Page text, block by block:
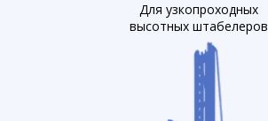
Для узкопроходных
высотных штабелеров